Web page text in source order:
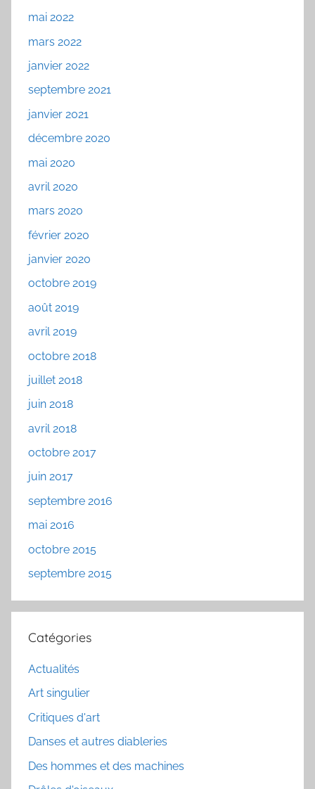
mai 2022
mars 2022
janvier 2022
septembre 2021
janvier 2021
décembre 2020
mai 2020
avril 2020
mars 2020
février 2020
janvier 2020
octobre 2019
août 2019
avril 2019
octobre 2018
juillet 2018
juin 2018
avril 2018
octobre 2017
juin 2017
septembre 2016
mai 2016
octobre 2015
septembre 2015
Catégories
Actualités
Art singulier
Critiques d'art
Danses et autres diableries
Des hommes et des machines